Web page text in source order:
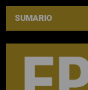
SUMARIO